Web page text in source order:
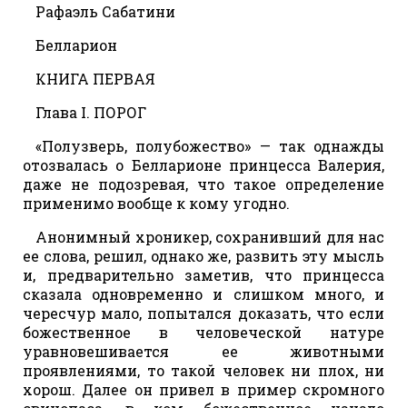
Рафаэль Сабатини
Белларион
КНИГА ПЕРВАЯ
Глава I. ПОРОГ
«Полузверь, полубожество» — так однажды
отозвалась о Белларионе принцесса Валерия,
даже не подозревая, что такое определение
применимо вообще к кому угодно.
Анонимный хроникер, сохранивший для нас
ее слова, решил, однако же, развить эту мысль
и, предварительно заметив, что принцесса
сказала одновременно и слишком много, и
чересчур мало, попытался доказать, что если
божественное в человеческой натуре
уравновешивается ее животными
проявлениями, то такой человек ни плох, ни
хорош. Далее он привел в пример скромного